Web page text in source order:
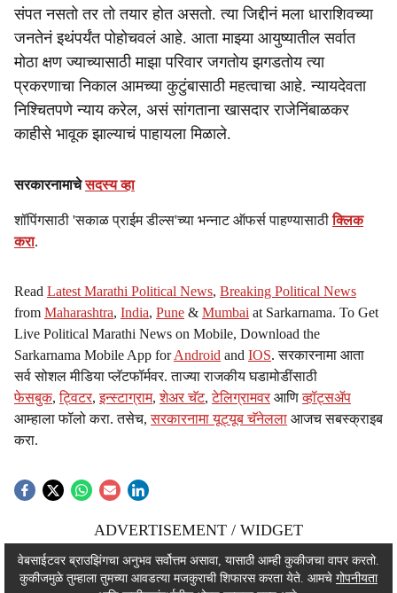
संपत नसतो तर तो तयार होत असतो. त्या जिद्दीनं मला धाराशिवच्या
जनतेनं इथंपर्यंत पोहोचवलं आहे. आता माझ्या आयुष्यातील सर्वात
मोठा क्षण ज्याच्यासाठी माझा परिवार जगतोय झगडतोय त्या
प्रकरणाचा निकाल आमच्या कुटुंबासाठी महत्वाचा आहे. न्यायदेवता
निश्चितपणे न्याय करेल, असं सांगताना खासदार राजेनिंबाळकर
काहीसे भावूक झाल्याचं पाहायला मिळाले.
सरकारनामाचेसदस्य व्हा
शॉपिंगसाठी 'सकाळ प्राईम डील्स'च्या भन्नाट ऑफर्स पाहण्यासाठीक्लिक
करा.
Read Latest Marathi Political News, Breaking Political News
from Maharashtra, India, Pune & Mumbai at Sarkarnama. To Get
Live Political Marathi News on Mobile, Download the
Sarkarnama Mobile App forAndroid and IOS. सरकारनामा आता
सर्व सोशल मीडिया प्लॅटफॉर्मवर. ताज्या राजकीय घडामोडींसाठी
फेसबुक,ट्विटर,इन्स्टाग्राम,शेअर चॅट,टेलिग्रामवर आणिव्हॉट्सॲप
आम्हाला फॉलो करा. तसेच,सरकारनामा यूट्यूब चॅनेलला आजच सबस्क्राइब
करा.
ADVERTISEMENT / WIDGET
ADVERTISEMENT / WIDGET
वेबसाईटवर ब्राउझिंगचा अनुभव सर्वोत्तम असावा, यासाठी आम्ही कुकीजचा वापर करतो.
कुकीजमुळे तुम्हाला तुमच्या आवडत्या मजकुराची शिफारस करता येते. आमचे गोपनीयता